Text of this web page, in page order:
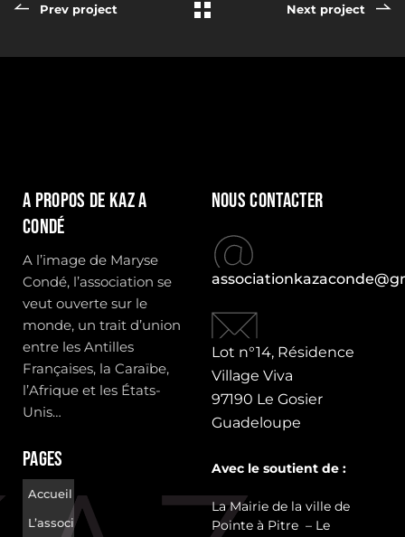
Prev project Next project
A propos de Kaz a
condé
A l’image de Maryse
Condé, l’association se
veut ouverte sur le
monde, un trait d’union
entre les Antilles
Françaises, la Caraïbe,
l’Afrique et les États-
Unis…
Pages
Accueil
L’association
Nous contacter
Lot n°14, Résidence
Village Viva
97190 Le Gosier
Guadeloupe
Avec le soutient de :
La Mairie de la ville de
Pointe à Pitre – Le